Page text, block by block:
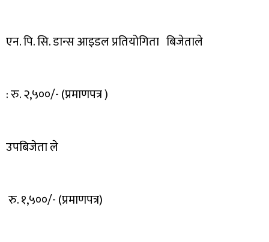
एन. पि. सि. डान्स आइडल प्रतियोगिता बिजेताले
: रु. २,५००/- (प्रमाणपत्र )
उपबिजेता ले
रु. १,५००/- (प्रमाणपत्र)